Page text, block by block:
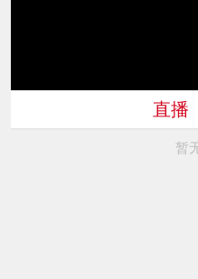
直播
暂